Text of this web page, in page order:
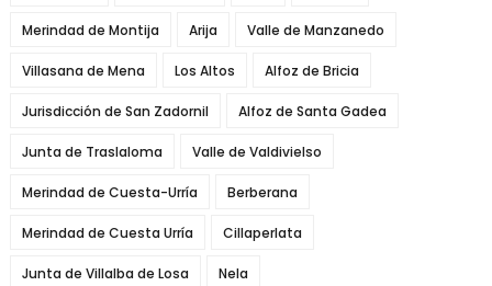
Merindad de Montija Arija Valle de Manzanedo
Villasana de Mena Los Altos Alfoz de Bricia
Jurisdicción de San Zadornil Alfoz de Santa Gadea
Junta de Traslaloma Valle de Valdivielso
Merindad de Cuesta-Urría Berberana
Merindad de Cuesta Urría Cillaperlata
Junta de Villalba de Losa Nela